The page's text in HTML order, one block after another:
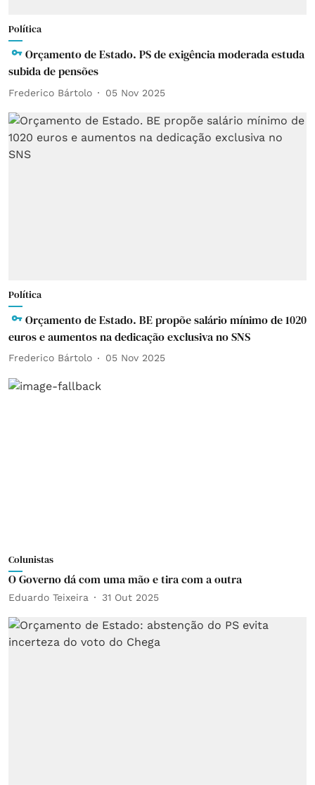
Política
Orçamento de Estado. PS de exigência moderada estuda
subida de pensões
Frederico Bártolo 05 Nov 2025
Política
Orçamento de Estado. BE propõe salário mínimo de 1020
euros e aumentos na dedicação exclusiva no SNS
Frederico Bártolo 05 Nov 2025
Colunistas
O Governo dá com uma mão e tira com a outra
Eduardo Teixeira 31 Out 2025